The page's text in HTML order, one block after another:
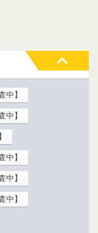
中】
中】
中】
中】
中】